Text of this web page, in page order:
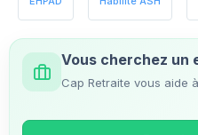
Vous cherchez un
Cap Retraite vous aide